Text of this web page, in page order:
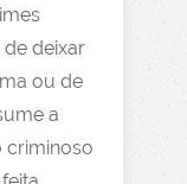
deixar
ou de
a
criminoso